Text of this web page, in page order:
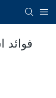
فوائد